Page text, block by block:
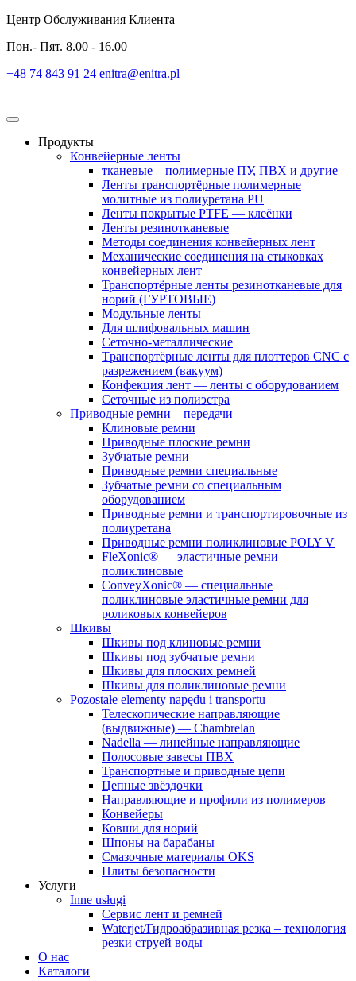
Центр Обслуживания Клиента
Пон.- Пят. 8.00 - 16.00
+48 74 843 91 24 enitra@enitra.pl
Продукты
Конвейерные ленты
тканевые – полимерные ПУ, ПВХ и другие
Ленты транспортёрные полимерные
молитные из полиуретана PU
Ленты покрытые PTFE — клеёнки
Ленты резинотканевые
Методы соединения конвейерных лент
Механические соединения на стыковках
конвейерных лент
Транспортёрные ленты резинотканевые для
норий (ГУРТОВЫЕ)
Модульные ленты
Для шлифовальных машин
Сеточно-металлические
Tрaнспортёрные ленты для плоттеров CNC с
разрежением (вaкуум)
Конфекция лент — ленты с оборудованием
Сеточные из полиэстра
Приводные ремни – передачи
Клиновые ремни
Приводные плоские ремни
Зубчатые ремни
Приводные ремни специальные
Зубчатые ремни со специальным
оборудованием
Приводные ремни и транспортировочные из
полиуретана
Приводные ремни поликлиновые POLY V
FleXonic® — эластичные ремни
поликлиновые
ConveyXonic® — специальные
поликлиновые эластичные ремни для
роликовых конвейеров
Шкивы
Шкивы под клиновые ремни
Шкивы под зубчатые ремни
Шкивы для плоских ремней
Шкивы для поликлиновые ремни
Pozostałe elementy napędu i transportu
Телескопические направляющие
(выдвижные) — Chambrelan
Nadella — линейные направляющие
Полосовые завесы ПВХ
Транспортные и приводные цепи
Цепные звёздочки
Направляющие и профили из полимеров
Конвейеры
Ковши для норий
Шпоны на барабаны
Смазочные материалы OKS
Плиты безопасности
Услуги
Inne usługi
Сервис лент и ремней
Waterjet/Гидроабразивная резка – технология
резки струей воды
О нас
Kaталоги